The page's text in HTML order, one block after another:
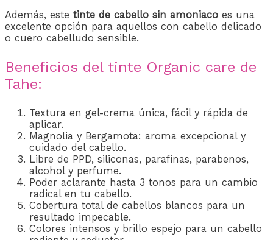
Además, este tinte de cabello sin amoniaco es una
excelente opción para aquellos con cabello delicado
o cuero cabelludo sensible.
Beneficios del tinte Organic care de
Tahe:
Textura en gel-crema única, fácil y rápida de
aplicar.
Magnolia y Bergamota: aroma excepcional y
cuidado del cabello.
Libre de PPD, siliconas, parafinas, parabenos,
alcohol y perfume.
Poder aclarante hasta 3 tonos para un cambio
radical en tu cabello.
Cobertura total de cabellos blancos para un
resultado impecable.
Colores intensos y brillo espejo para un cabello